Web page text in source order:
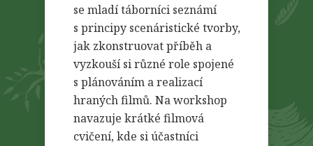
se mladí táborníci seznámí
s principy scenáristické tvorby,
jak zkonstruovat příběh a
vyzkouší si různé role spojené
s plánováním a realizací
hraných filmů. Na workshop
navazuje krátké filmová
cvičení, kde si účastníci